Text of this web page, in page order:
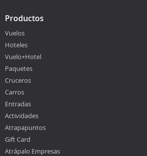
Productos
Vuelos
Hoteles
Vuelo+Hotel
Paquetes
Cruceros
Carros
Entradas
Actividades
Atrapapuntos
Gift Card
Atrápalo Empresas